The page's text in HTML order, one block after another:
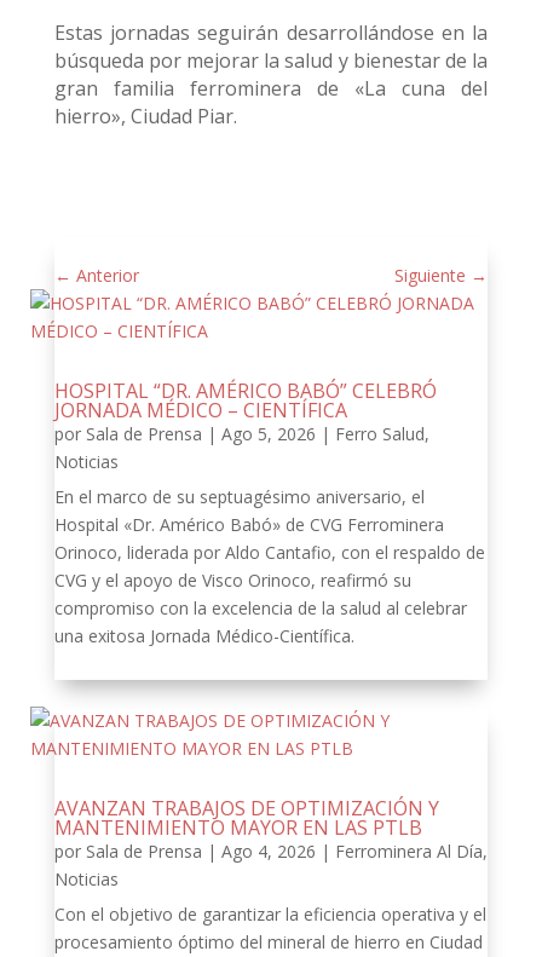
Estas jornadas seguirán desarrollándose en la
búsqueda por mejorar la salud y bienestar de la
gran familia ferrominera de «La cuna del
hierro», Ciudad Piar.
← Anterior Siguiente →
HOSPITAL “DR. AMÉRICO BABÓ” CELEBRÓ
JORNADA MÉDICO – CIENTÍFICA
por Sala de Prensa | Ago 5, 2026 | Ferro Salud,
Noticias
En el marco de su septuagésimo aniversario, el
Hospital «Dr. Américo Babó» de CVG Ferrominera
Orinoco, liderada por Aldo Cantafio, con el respaldo de
CVG y el apoyo de Visco Orinoco, reafirmó su
compromiso con la excelencia de la salud al celebrar
una exitosa Jornada Médico-Científica.
AVANZAN TRABAJOS DE OPTIMIZACIÓN Y
MANTENIMIENTO MAYOR EN LAS PTLB
por Sala de Prensa | Ago 4, 2026 | Ferrominera Al Día,
Noticias
Con el objetivo de garantizar la eficiencia operativa y el
procesamiento óptimo del mineral de hierro en Ciudad